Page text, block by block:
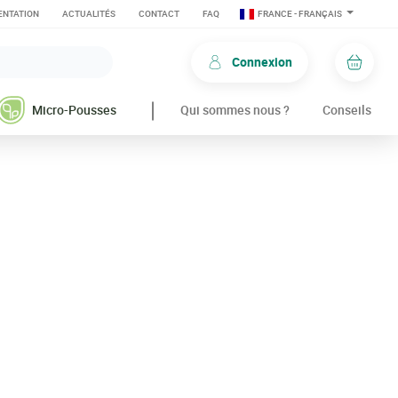
ACTUALITÉS CONTACT FAQ FRANCE - FRANÇAIS
Connexion
Micro-Pousses Qui sommes nous ? Conseils